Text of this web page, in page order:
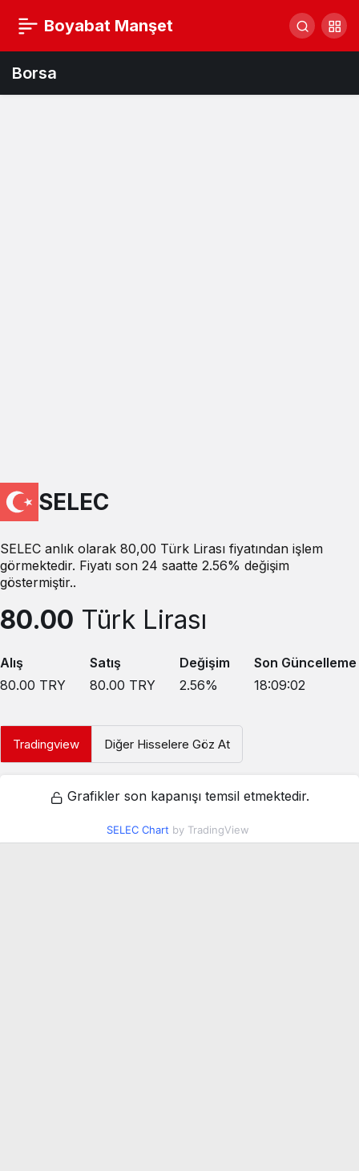
Boyabat Manşet
Borsa
SELEC
SELEC anlık olarak 80,00 Türk Lirası fiyatından işlem
görmektedir. Fiyatı son 24 saatte 2.56% değişim
göstermiştir..
80.00 Türk Lirası
Alış
80.00 TRY
Satış
80.00 TRY
Değişim
2.56%
Son Güncelleme
18:09:02
Tradingview Diğer Hisselere Göz At
Grafikler son kapanışı temsil etmektedir.
SELEC Chart by TradingView